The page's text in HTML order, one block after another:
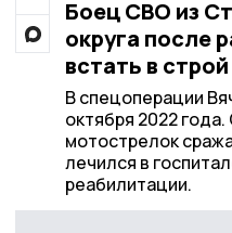
Боец СВО из
округа после
встать в строй
В спецоперации
октября 2022
мотострелок
лечился в
реабилитации.